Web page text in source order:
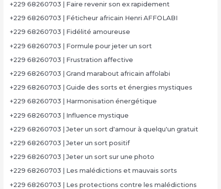
+229 68260703 | Faire revenir son ex rapidement
+229 68260703 | Féticheur africain Henri AFFOLABI
+229 68260703 | Fidélité amoureuse
+229 68260703 | Formule pour jeter un sort
+229 68260703 | Frustration affective
+229 68260703 | Grand marabout africain affolabi
+229 68260703 | Guide des sorts et énergies mystiques
+229 68260703 | Harmonisation énergétique
+229 68260703 | Influence mystique
+229 68260703 | Jeter un sort d'amour à quelqu'un gratuit
+229 68260703 | Jeter un sort positif
+229 68260703 | Jeter un sort sur une photo
+229 68260703 | Les malédictions et mauvais sorts
+229 68260703 | Les protections contre les malédictions